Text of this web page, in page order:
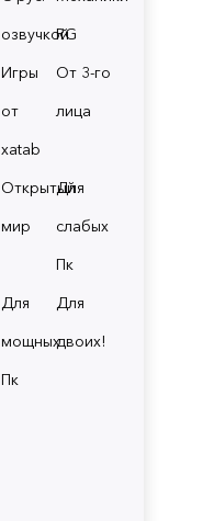
озвучкой
RG
Игры
от
xatab
От 3-го
лица
Открытый
мир
Для
слабых
Пк
Для
мощных
Пк
Для
двоих!